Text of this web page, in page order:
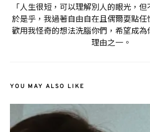
「人生很短，可以理解別人的眼光，但
於是乎，我過著自由自在且偶爾耍點
歡用我怪奇的想法洗腦你們，希望成
理由之一。
YOU MAY ALSO LIKE